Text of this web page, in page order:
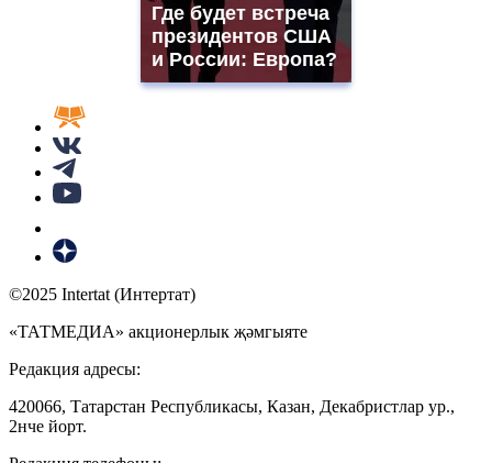
Где будет встреча
президентов США
и России: Европа?
©2025 Intertat (Интертат)
«ТАТМЕДИА» акционерлык җәмгыяте
Редакция адресы:
420066, Татарстан Республикасы, Казан, Декабристлар ур.,
2нче йорт.